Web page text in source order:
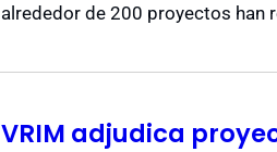
alrededor de 200 proyectos han
VRIM adjudica